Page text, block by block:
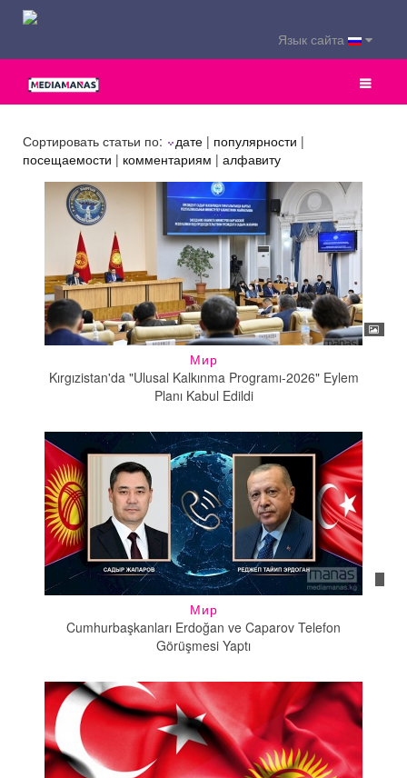
Язык сайта
Сортировать статьи по: дате | популярности |
посещаемости | комментариям | алфавиту
Мир
Kırgızistan'da "Ulusal Kalkınma Programı-2026" Eylem
Planı Kabul Edildi
Мир
Cumhurbaşkanları Erdoğan ve Caparov Telefon
Görüşmesi Yaptı